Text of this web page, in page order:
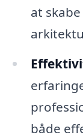
at
både